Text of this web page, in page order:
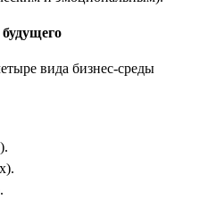
вида бизнес-среды